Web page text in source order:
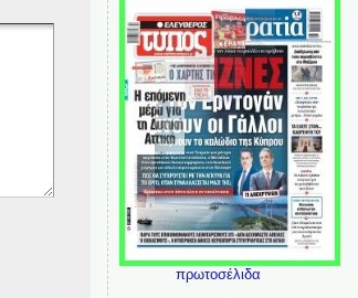
πρωτοσέλιδα